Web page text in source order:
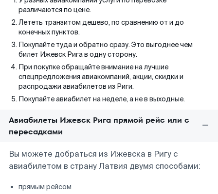
различаются по цене.
Лететь транзитом дешево, по сравнению от и до
конечных пунктов.
Покупайте туда и обратно сразу. Это выгоднее чем
билет Ижевск Рига в одну сторону.
При покупке обращайте внимание на лучшие
спецпредложения авиакомпаний, акции, скидки и
распродажи авиабилетов из Риги.
Покупайте авиабилет на неделе, а не в выходные.
Авиабилеты Ижевск Рига прямой рейс или с
пересадками
Вы можете добраться из Ижевска в Ригу с
авиабилетом в страну Латвия двумя способами:
прямым рейсом